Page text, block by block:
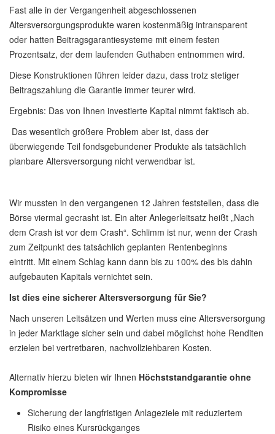
Fast alle in der Vergangenheit abgeschlossenen
Altersversorgungsprodukte waren kostenmäßig intransparent
oder hatten Beitragsgarantiesysteme mit einem festen
Prozentsatz, der dem laufenden Guthaben entnommen wird.
Diese Konstruktionen führen leider dazu, dass trotz stetiger
Beitragszahlung die Garantie immer teurer wird.
Ergebnis: Das von Ihnen investierte Kapital nimmt faktisch ab.
Das wesentlich größere Problem aber ist, dass der
überwiegende Teil fondsgebundener Produkte als tatsächlich
planbare Altersversorgung nicht verwendbar ist.
Wir mussten in den vergangenen 12 Jahren feststellen, dass die
Börse viermal gecrasht ist. Ein alter Anlegerleitsatz heißt „Nach
dem Crash ist vor dem Crash“. Schlimm ist nur, wenn der Crash
zum Zeitpunkt des tatsächlich geplanten Rentenbeginns
eintritt. Mit einem Schlag kann dann bis zu 100% des bis dahin
aufgebauten Kapitals vernichtet sein.
Ist dies eine sicherer Altersversorgung für Sie?
Nach unseren Leitsätzen und Werten muss eine Altersversorgung
in jeder Marktlage sicher sein und dabei möglichst hohe Renditen
erzielen bei vertretbaren, nachvollziehbaren Kosten.
Alternativ hierzu bieten wir Ihnen Höchststandgarantie ohne
Kompromisse
Sicherung der langfristigen Anlageziele mit reduziertem
Risiko eines Kursrückganges